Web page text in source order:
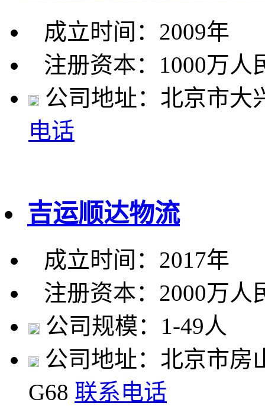
成立时间：2009年
注册资本：1000万人
公司地址：北京市大
电话
吉运顺达物流
成立时间：2017年
注册资本：2000万人
公司规模：1-49人
公司地址：北京市房
G68 联系电话